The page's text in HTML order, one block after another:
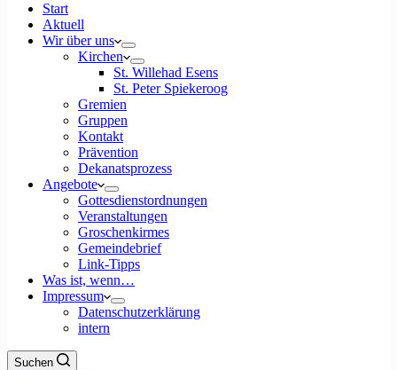
Start
Aktuell
Wir über uns
Kirchen
St. Willehad Esens
St. Peter Spiekeroog
Gremien
Gruppen
Kontakt
Prävention
Dekanatsprozess
Angebote
Gottesdienstordnungen
Veranstaltungen
Groschenkirmes
Gemeindebrief
Link-Tipps
Was ist, wenn…
Impressum
Datenschutzerklärung
intern
Suchen